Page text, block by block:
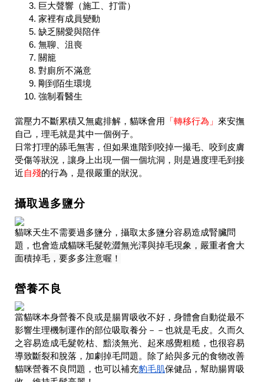
巨大聲響（施工、打雷）
家裡有成員變動
缺乏關愛與陪伴
無聊、沮喪
關籠
對廁所不滿意
剛到陌生環境
強制看醫生
當壓力不斷累積又無處排解，貓咪會用 「轉移行為」 來安撫
自己，理毛就是其中一個例子。
日常打理的舔毛無害，但如果進階到咬掉一撮毛、咬到皮膚
受傷等狀況，讓身上出現一個一個坑洞，則是過度理毛到接
近自殘的行為，是很嚴重的狀況。
攝取過多鹽分
貓咪天生不需要過多鹽分，攝取太多鹽分容易造成腎臟問
題， 也會造成貓咪毛髮乾澀無光澤與掉毛現象，嚴重者會大
面積掉毛，要多多注意喔！
營養不良
當貓咪本身營養不良或是腸胃吸收不好，身體會自動從最不
影響生理機制運作的部位吸取養分－－也就是毛皮。久而久
之容易造成毛髮乾枯、黯淡無光、起來感覺粗糙，也很容易
導致斷裂和脫落，加劇掉毛問題。除了給與多元的食物改善
貓咪營養不良問題，也可以補充豹毛肌保健品，幫助腸胃吸